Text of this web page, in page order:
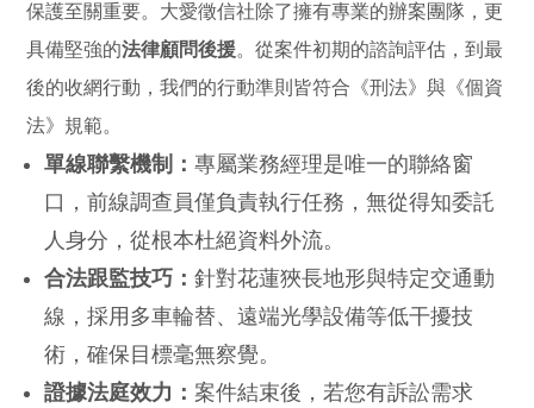
保護至關重要。大愛徵信社除了擁有專業的辦案團隊，更
具備堅強的法律顧問後援。從案件初期的諮詢評估，到最
後的收網行動，我們的行動準則皆符合《刑法》與《個資
法》規範。
單線聯繫機制：專屬業務經理是唯一的聯絡窗
口，前線調查員僅負責執行任務，無從得知委託
人身分，從根本杜絕資料外流。
合法跟監技巧：針對花蓮狹長地形與特定交通動
線，採用多車輪替、遠端光學設備等低干擾技
術，確保目標毫無察覺。
證據法庭效力：案件結束後，若您有訴訟需求